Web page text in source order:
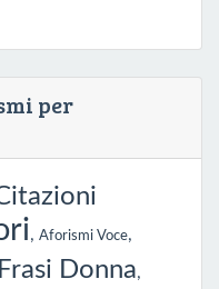
per
, Aforismi Voce,
Frasi Donna,